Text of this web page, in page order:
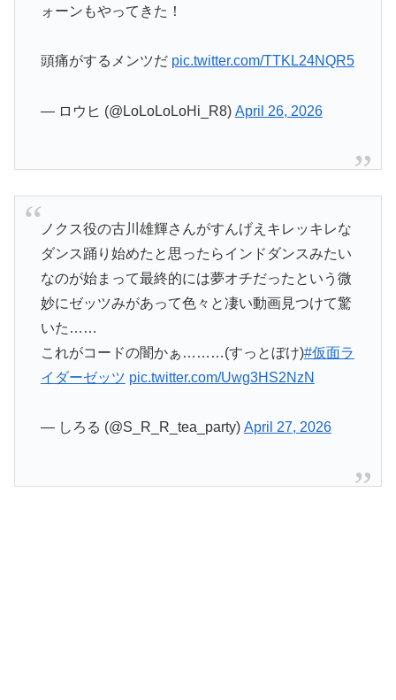
ォーンもやってきた！
頭痛がするメンツだ pic.twitter.com/TTKL24NQR5
— ロウヒ (@LoLoLoLoHi_R8) April 26, 2026
ノクス役の古川雄輝さんがすんげえキレッキレな
ダンス踊り始めたと思ったらインドダンスみたい
なのが始まって最終的には夢オチだったという微
妙にゼッツみがあって色々と凄い動画見つけて驚
いた……
これがコードの闇かぁ………(すっとぼけ)#仮面ラ
イダーゼッツ pic.twitter.com/Uwg3HS2NzN
— しろる (@S_R_R_tea_party) April 27, 2026